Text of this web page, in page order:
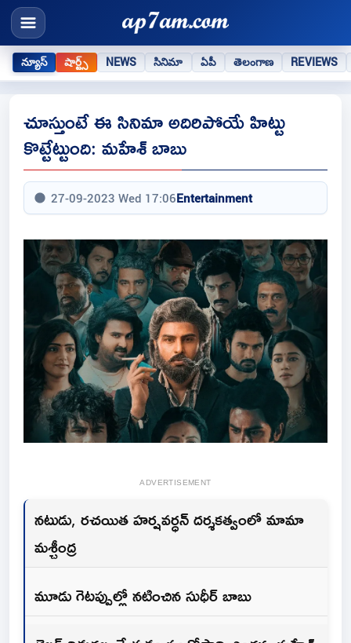
న్యూస్ షార్ట్స్ NEWS సినిమా ఏపీ తెలంగాణ REVIEWS
చూస్తుంటే ఈ సినిమా అదిరిపోయే హిట్టు
కొట్టేట్టుంది: మహేశ్ బాబు
27-09-2023 Wed 17:06Entertainment
ADVERTISEMENT
నటుడు, రచయిత హర్షవర్ధన్ దర్శకత్వంలో మామా
మశ్చీంద్ర
మూడు గెటప్పుల్లో నటించిన సుధీర్ బాబు